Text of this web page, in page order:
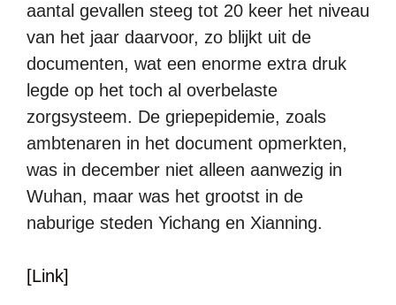
aantal gevallen steeg tot 20 keer het niveau
van het jaar daarvoor, zo blijkt uit de
documenten, wat een enorme extra druk
legde op het toch al overbelaste
zorgsysteem. De griepepidemie, zoals
ambtenaren in het document opmerkten,
was in december niet alleen aanwezig in
Wuhan, maar was het grootst in de
naburige steden Yichang en Xianning.
[Link]